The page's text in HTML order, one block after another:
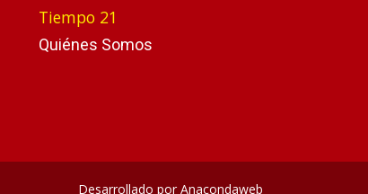
Tiempo 21
Quiénes Somos
Desarrollado por Anacondaweb